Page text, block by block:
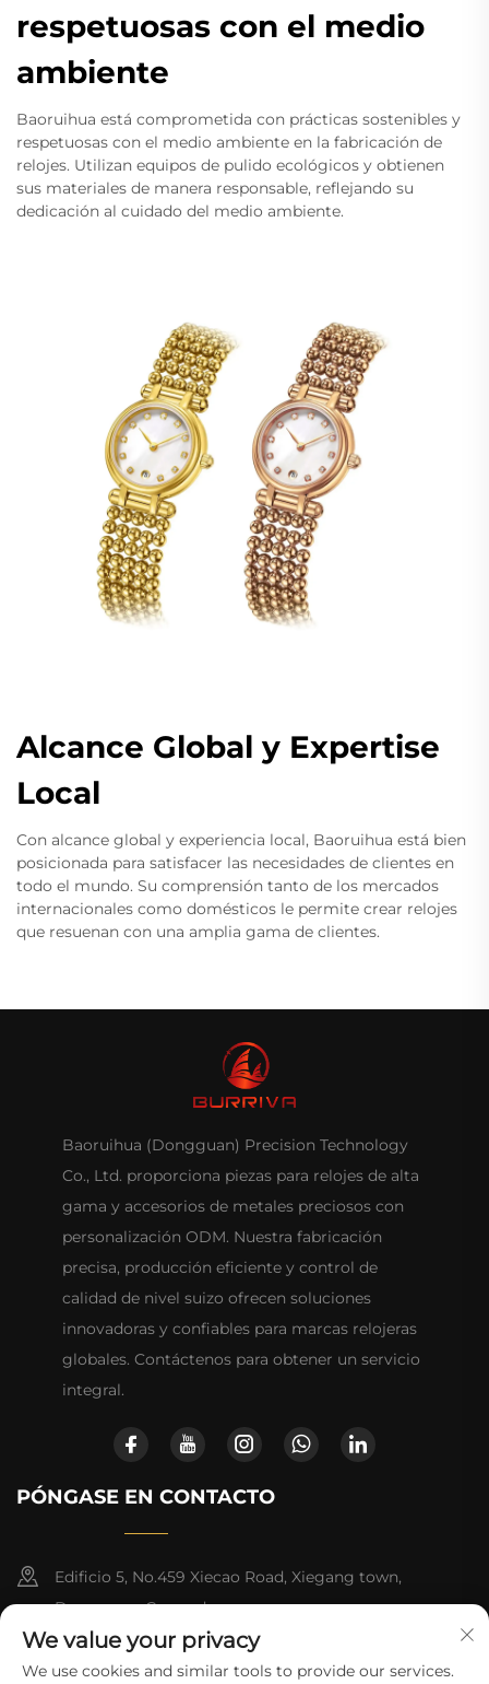
respetuosas con el medio
ambiente
Baoruihua está comprometida con prácticas sostenibles y
respetuosas con el medio ambiente en la fabricación de
relojes. Utilizan equipos de pulido ecológicos y obtienen
sus materiales de manera responsable, reflejando su
dedicación al cuidado del medio ambiente.
Alcance Global y Expertise
Local
Con alcance global y experiencia local, Baoruihua está bien
posicionada para satisfacer las necesidades de clientes en
todo el mundo. Su comprensión tanto de los mercados
internacionales como domésticos le permite crear relojes
que resuenan con una amplia gama de clientes.
Baoruihua (Dongguan) Precision Technology
Co., Ltd. proporciona piezas para relojes de alta
gama y accesorios de metales preciosos con
personalización ODM. Nuestra fabricación
precisa, producción eficiente y control de
calidad de nivel suizo ofrecen soluciones
innovadoras y confiables para marcas relojeras
globales. Contáctenos para obtener un servicio
integral.
PÓNGASE EN CONTACTO
Edificio 5, No.459 Xiecao Road, Xiegang town,
Dongguan, Guangdong
+86-13790150928
We value your privacy
We use cookies and similar tools to provide our services.